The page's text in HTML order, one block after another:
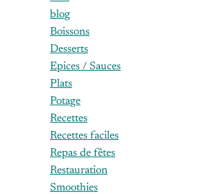
blog
Boissons
Desserts
Epices / Sauces
Plats
Potage
Recettes
Recettes faciles
Repas de fêtes
Restauration
Smoothies